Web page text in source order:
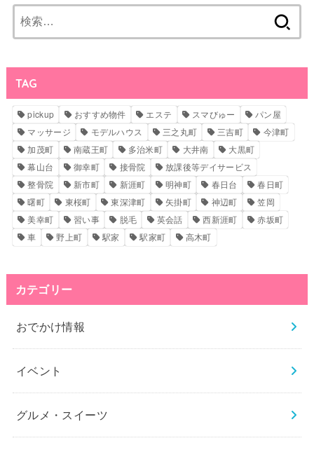
索:
TAG
pickup おすすめ物件 エステ スマびゅー
パン屋
マッサージ
モデルハウス 三之丸町 三吉町
今津町
加茂町
南蔵王町 多治米町 大井南
大黒町
幕山台
御幸町 接骨院
放課後等デイサービス
整骨院
新市町 新涯町 明神町 春日台
春日町
曙町
東桜町 東深津町 矢掛町 神辺町
笠岡
美幸町
習い事 脱毛 英会話 西新涯町
赤坂町
車
野上町 駅家 駅家町 高木町
カテゴリー
おでかけ情報
イベント
グルメ・スイーツ